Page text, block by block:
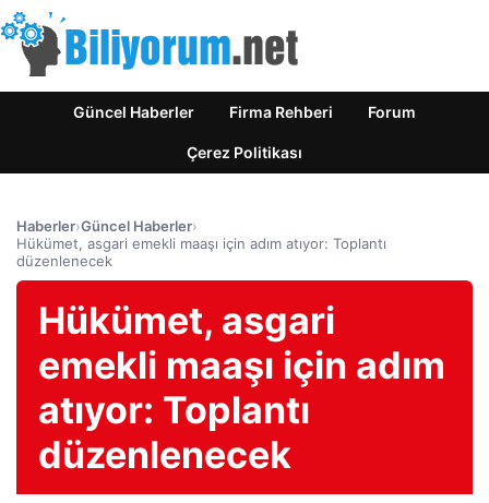
Güncel Haberler Firma Rehberi Forum
Çerez Politikası
Haberler›Güncel Haberler›
Hükümet, asgari emekli maaşı için adım atıyor: Toplantı
düzenlenecek
Hükümet, asgari
emekli maaşı için adım
atıyor: Toplantı
düzenlenecek